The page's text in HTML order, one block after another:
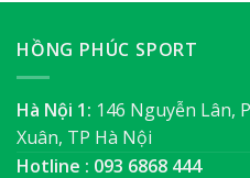
HỒNG PHÚC SPORT
Hà Nội 1: 146 Nguyễn Lân,
Xuân, TP Hà Nội
Hotline : 093 6868 444